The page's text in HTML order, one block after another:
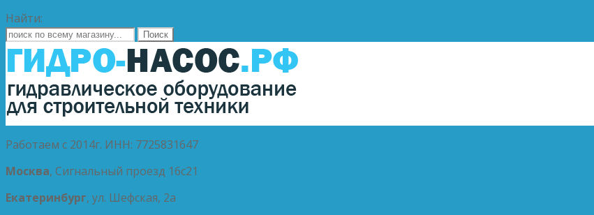
Найти:
Работаем с 2014г. ИНН: 7725831647
Москва, Сигнальный проезд 16с21
Екатеринбург, ул. Шефская, 2а